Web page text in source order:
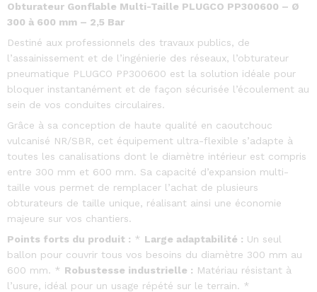
Obturateur Gonflable Multi-Taille PLUGCO PP300600 – Ø
300 à 600 mm – 2,5 Bar
Destiné aux professionnels des travaux publics, de
l’assainissement et de l’ingénierie des réseaux, l’obturateur
pneumatique PLUGCO PP300600 est la solution idéale pour
bloquer instantanément et de façon sécurisée l’écoulement au
sein de vos conduites circulaires.
Grâce à sa conception de haute qualité en caoutchouc
vulcanisé NR/SBR, cet équipement ultra-flexible s’adapte à
toutes les canalisations dont le diamètre intérieur est compris
entre 300 mm et 600 mm. Sa capacité d’expansion multi-
taille vous permet de remplacer l’achat de plusieurs
obturateurs de taille unique, réalisant ainsi une économie
majeure sur vos chantiers.
Points forts du produit : * Large adaptabilité : Un seul
ballon pour couvrir tous vos besoins du diamètre 300 mm au
600 mm. * Robustesse industrielle : Matériau résistant à
l’usure, idéal pour un usage répété sur le terrain. *